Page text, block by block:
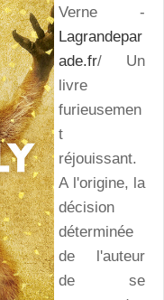
Verne -
Lagrandepar
ade.fr/ Un
livre
furieusemen
t
réjouissant.
A l'origine, la
décision
déterminée
de l'auteur
de se